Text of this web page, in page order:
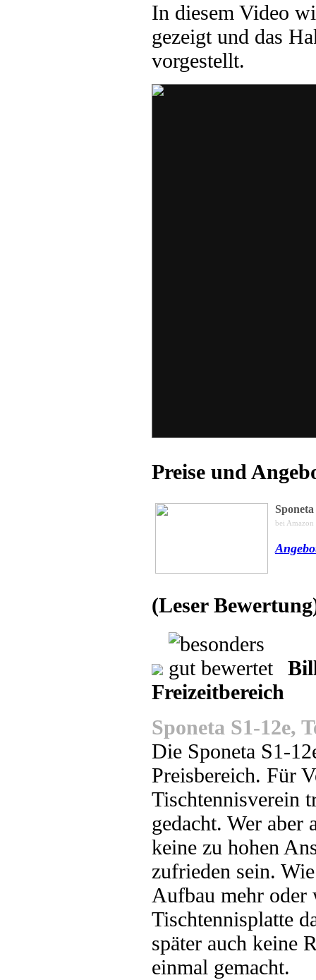
In diesem Video
gezeigt und das
vorgestellt.
Preise und
Sponeta
bei Amazon
(Leser
Freizeitbereich
Sponeta S1-12e,
Die Sponeta S1-
Preisbereich. Für
Tischtennisverein
gedacht. Wer aber
keine zu hohen
zufrieden sein.
Aufbau mehr oder
Tischtennisplatte
später auch keine
einmal gemacht.